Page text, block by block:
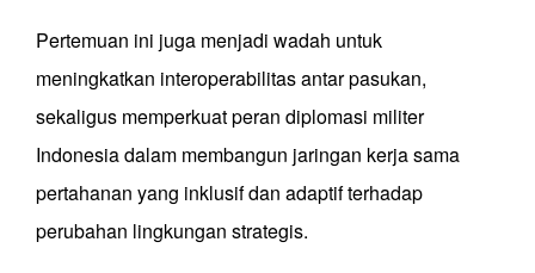
Pertemuan ini juga menjadi wadah untuk
meningkatkan interoperabilitas antar pasukan,
sekaligus memperkuat peran diplomasi militer
Indonesia dalam membangun jaringan kerja sama
pertahanan yang inklusif dan adaptif terhadap
perubahan lingkungan strategis.